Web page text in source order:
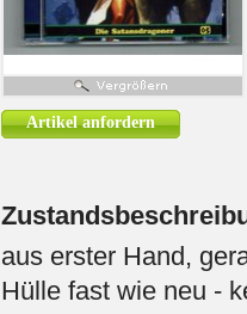
Artikel anfordern
aus erster Hand,
Hülle fast wie neu -